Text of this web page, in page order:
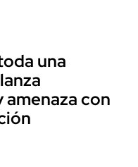
una
amenaza con